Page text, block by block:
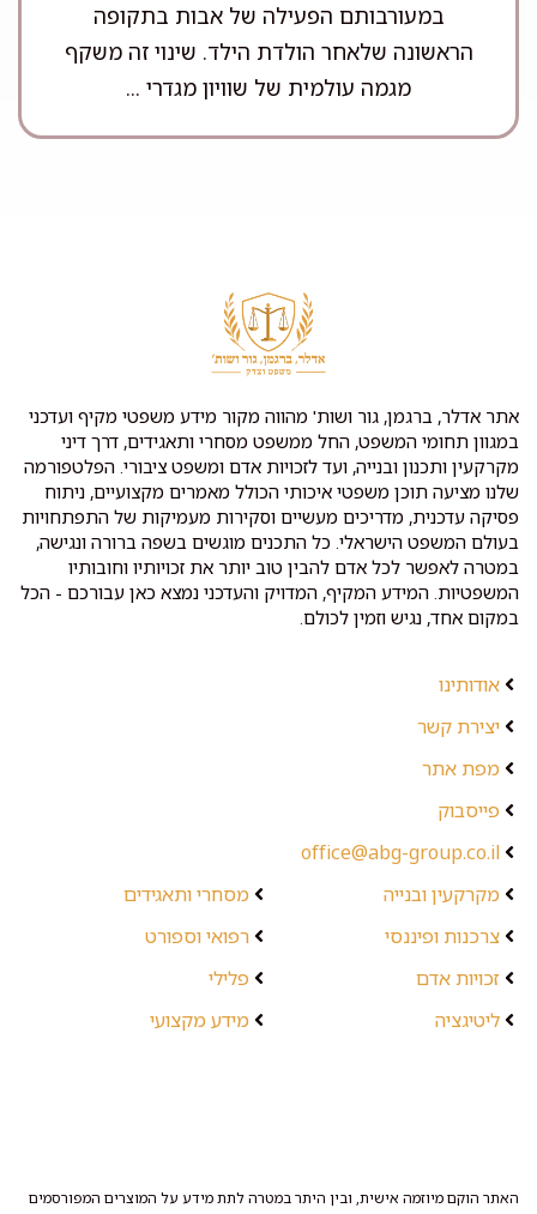
במעורבותם הפעילה של אבות בתקופה
הראשונה שלאחר הולדת הילד. שינוי זה משקף
מגמה עולמית של שוויון מגדרי ...
אתר אדלר, ברגמן, גור ושות' מהווה מקור מידע משפטי מקיף ועדכני
במגוון תחומי המשפט, החל ממשפט מסחרי ותאגידים, דרך דיני
מקרקעין ותכנון ובנייה, ועד לזכויות אדם ומשפט ציבורי. הפלטפורמה
שלנו מציעה תוכן משפטי איכותי הכולל מאמרים מקצועיים, ניתוח
פסיקה עדכנית, מדריכים מעשיים וסקירות מעמיקות של התפתחויות
בעולם המשפט הישראלי. כל התכנים מוגשים בשפה ברורה ונגישה,
במטרה לאפשר לכל אדם להבין טוב יותר את זכויותיו וחובותיו
המשפטיות. המידע המקיף, המדויק והעדכני נמצא כאן עבורכם - הכל
במקום אחד, נגיש וזמין לכולם.
אודותינו
יצירת קשר
מפת אתר
פייסבוק
office@abg-group.co.il
מקרקעין ובנייה
צרכנות ופיננסי
זכויות אדם
ליטיגציה
מסחרי ותאגידים
רפואי וספורט
פלילי
מידע מקצועי
האתר הוקם מיוזמה אישית, ובין היתר במטרה לתת מידע על המוצרים המפורסמים